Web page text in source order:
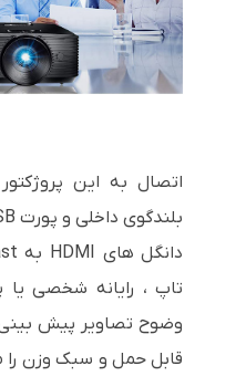
اتصال به این
وضوح تصاویر پیش بینی
قابل حمل و سبک وزن را